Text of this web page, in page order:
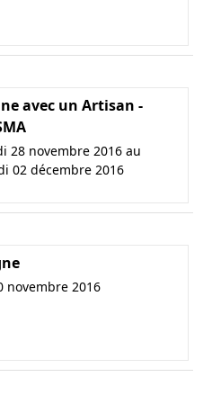
avec un Artisan -
28 novembre 2016 au
02 décembre 2016
novembre 2016